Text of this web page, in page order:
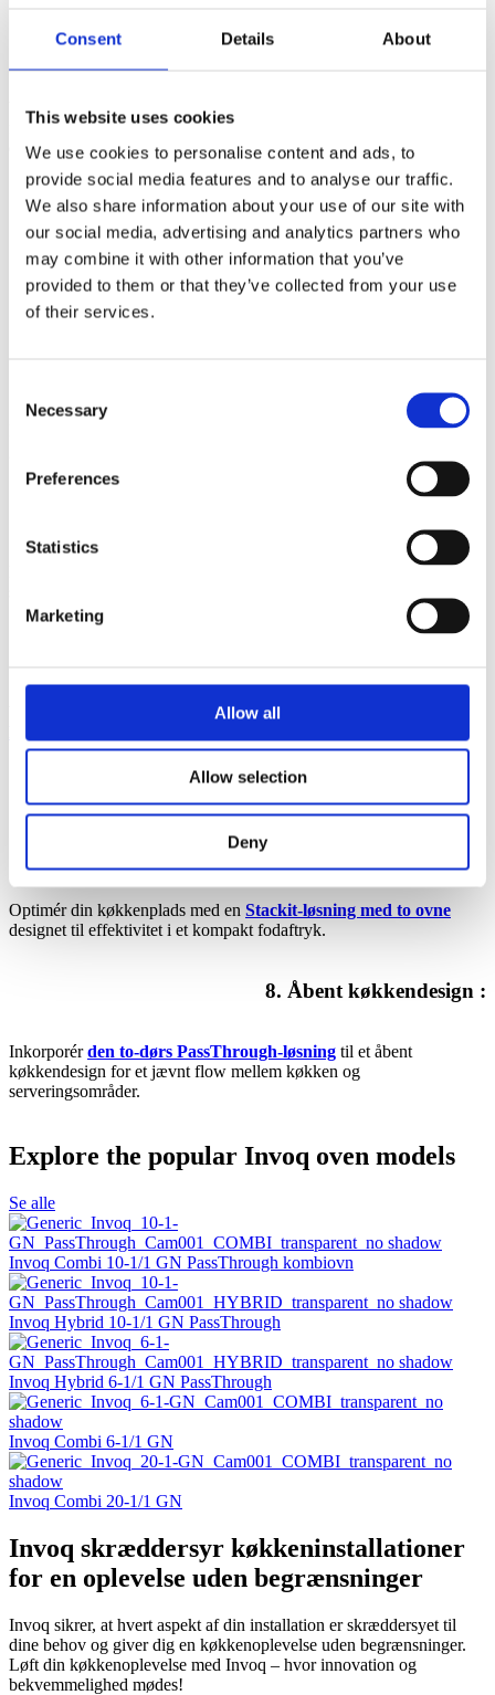
Consent Details About
This website uses cookies
We use cookies to personalise content and ads, to
provide social media features and to analyse our traffic.
We also share information about your use of our site with
our social media, advertising and analytics partners who
may combine it with other information that you’ve
provided to them or that they’ve collected from your use
of their services.
Selection
Necessary
Preferences
Statistics
Marketing
Allow all
Allow selection
Deny
3. Fleksibel afløbshøjde
Vores eksklusive Drain Lift Pump (afløbspumpe) passer til
forskellige afløbshøjder, hvilket gør vægmonterede afløb enkle og
effektive.
Download installations-PDF’en til Invoq
Invoqs vendbare dørfunktion passer til ethvert køkkenlayout og
Nyd den problemfri vedligeholdelse med Invoqs design, som giver
et kondenseringsemfang eller en ventilationsfri
Optimér din køkkenplads med en Stackit-løsning med to ovne
designet til effektivitet i et kompakt fodaftryk.
8. Åbent køkkendesign :
Inkorporérden to-dørs PassThrough-løsning til et åbent
køkkendesign for et jævnt flow mellem køkken og
serveringsområder.
Explore the popular Invoq oven models
Se alle
Invoq Combi 10-1/1 GN PassThrough kombiovn
Invoq Hybrid 10-1/1 GN PassThrough
Invoq Hybrid 6-1/1 GN PassThrough
Invoq Combi 6-1/1 GN
Invoq Combi 20-1/1 GN
Invoq skræddersyr køkkeninstallationer
for en oplevelse uden begrænsninger
Invoq sikrer, at hvert aspekt af din installation er skræddersyet til
dine behov og giver dig en køkkenoplevelse uden begrænsninger.
Løft din køkkenoplevelse med Invoq – hvor innovation og
bekvemmelighed mødes!